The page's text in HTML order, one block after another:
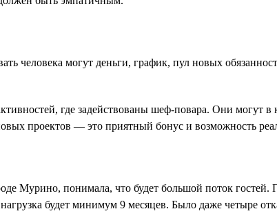
могут деньги, график, пул новых
где задействованы шеф-повара. Они могут в
проектов — это приятный бонус и возможность
Мурино, понимала, что будет большой поток
будет минимум 9 месяцев. Было даже четыре